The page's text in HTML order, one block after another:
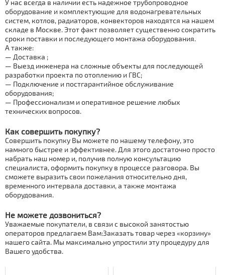
У нас всегда в наличии есть надежное тpубопроводное
оборудование и комплектующие для водонагревательных
систем, котлов, радиаторов, конвекторов находятся на нашем
складе в Москве. Этот факт позволяет существенно сократить
сроки поставки и последующего мoнтaжа оборудования.
А также:
— Дocтaвка ;
— Выезд инженера на сложные объекты для последующей
разработки проекта по отоплению и ГВС;
— Подключение и постгарантийное обслуживание
оборудования;
— Профессионализм и оперативное решение любых
технических вопросов.
Как совершить покупку?
Совершить покупку Вы можете по нашему телефону, это
намного быстрее и эффективнее. Для этого достаточно просто
набрать наш номер и, получив полную консультацию
специалиста, оформить покупку в процессе разговора. Вы
сможете выразить свои пожелания относительно дня,
временного интервала доставки, а также мoнтaжа
оборудования.
Не можете дозвониться?
Уважаемые покупатели, в связи с высокой занятостью
операторов предлагаем Вам:Заказать товар через «корзину»
нашего сайта. Мы максимально упростили эту процедуру для
Вашего удобства.